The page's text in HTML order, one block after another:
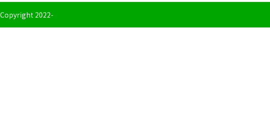
Copyright 2022-